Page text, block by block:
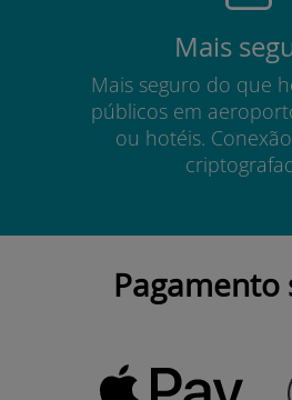
Mais
Mais seguro do que
públicos em
ou hotéis.
Pagamento